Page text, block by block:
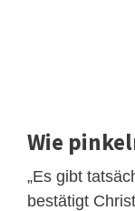
Wie
„Es gibt
bestätigt